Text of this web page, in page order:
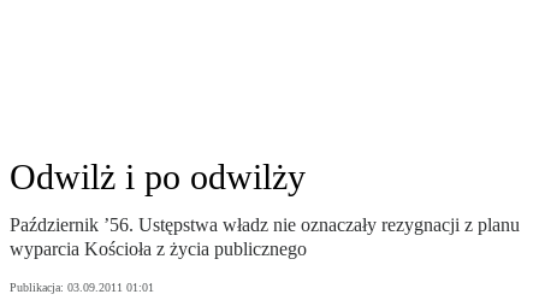
Odwilż i po odwilży
Październik ’56. Ustępstwa władz nie oznaczały rezygnacji z planu
wyparcia Kościoła z życia publicznego
Publikacja: 03.09.2011 01:01